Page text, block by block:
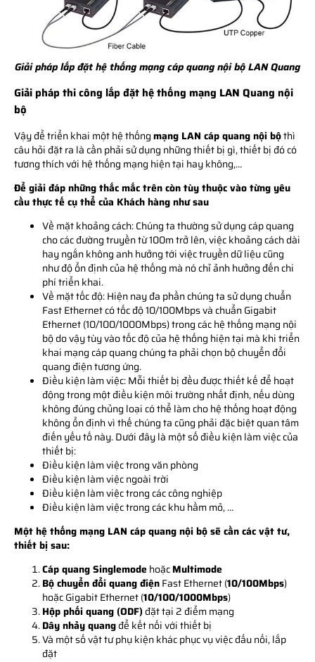
Giải pháp lắp đặt hệ thống mạng cáp quang nội bộ LAN Quang
Giải pháp thi công lắp đặt hệ thống mạng LAN Quang nội
bộ
Vậy để triển khai một hệ thốngmạng LAN cáp quang nội bộthì
câu hỏi đặt ra là cần phải sử dụng những thiết bị gì, thiết bị đó có
tương thích với hệ thống mạng hiện tại hay không,…
Để giải đáp những thắc mắc trên còn tùy thuộc vào từng yêu
cầu thực tế cụ thể của Khách hàng như sau
Về mặt khoảng cách: Chúng ta thường sử dụng cáp quang
cho các đường truyền từ 100m trở lên, việc khoảng cách dài
hay ngắn không anh hưởng tới việc truyền dữ liệu cũng
như độ ổn định của hệ thống mà nó chỉ ảnh hưởng đến chi
phí triển khai.
Về mặt tốc độ: Hiện nay đa phần chúng ta sử dụng chuẩn
Fast Ethernet có tốc độ 10/100Mbps và chuẩn Gigabit
Ethernet (10/100/1000Mbps) trong các hệ thống mạng nội
bộ do vậy tùy vào tốc độ của hệ thống hiện tại mà khi triển
khai mạng cáp quang chúng ta phải chọn bộ chuyển đổi
quang điện tương ứng.
Điều kiện làm việc: Mỗi thiết bị đều được thiết kế để hoạt
động trong một điều kiện môi trường nhất định, nếu dùng
không đúng chủng loại có thể làm cho hệ thống hoạt động
không ổn định vì thế chúng ta cũng phải đặc biệt quan tâm
điến yếu tố này. Dưới đây là một số điều kiện làm việc của
thiết bị:
Điều kiện làm việc trong văn phòng
Điều kiện làm việc ngoài trời
Điều kiện làm việc trong các công nghiệp
Điều kiện làm việc trong các khu hầm mỏ, …
Một hệ thống mạng LAN cáp quang nội bộ sẽ cần các vật tư,
thiết bị sau:
Cáp quang SinglemodehoặcMultimode
Bộ chuyển đổi quang điệnFast Ethernet (10/100Mbps)
hoặc Gigabit Ethernet (10/100/1000Mbps)
Hộp phối quang (ODF) đặt tại 2 điểm mạng
Dây nhảy quangđể kết nối với thiết bị
Và một số vật tư phụ kiện khác phục vụ việc đấu nối, lắp
đặt